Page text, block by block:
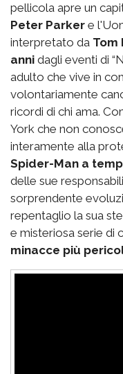
pellicola apre un
Peter Parker e
interpretato da Tom
anni dagli eventi di
adulto che vive in
volontariamente
ricordi di chi ama.
York che non
interamente alla
Spider-Man a
delle sue
sorprendente
repentaglio la sua
e misteriosa serie di
minacce più